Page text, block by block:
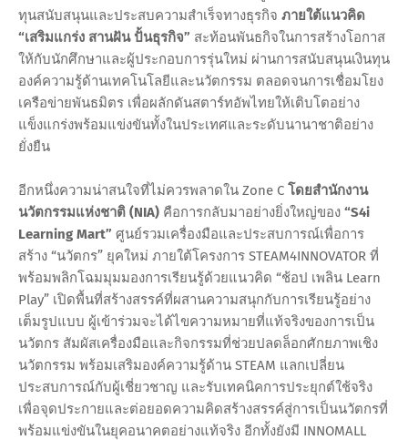
ทุนสนับสนุนและประสบความสำเร็จทางธุรกิจ ภายใต้แนวคิด
“เสริมแกร่ง สานฝัน ปั้นธุรกิจ” สะท้อนพันธกิจในการสร้างโอกาส
ให้กับนักศึกษาและผู้ประกอบการรุ่นใหม่ ผ่านการสนับสนุนเงินทุน
องค์ความรู้ด้านเทคโนโลยีและนวัตกรรม ตลอดจนการเชื่อมโยง
เครือข่ายพันธมิตร เพื่อผลักดันสตาร์ทอัพไทยให้เติบโตอย่าง
แข็งแกร่งพร้อมแข่งขันทั้งในประเทศและระดับนานาชาติอย่าง
ยั่งยืน
อีกหนึ่งความน่าสนใจที่ไม่ควรพลาดใน Zone C โดยสำนักงาน
นวัตกรรมแห่งชาติ (NIA) คือการกลับมาอย่างยิ่งใหญ่ของ “S4i
Learning Mart” ศูนย์รวมเครื่องมือและประสบการณ์เพื่อการ
สร้าง “นวัตกร” ยุคใหม่ ภายใต้โครงการ STEAM4INNOVATOR ที่
พร้อมพลิกโฉมมุมมองการเรียนรู้ด้วยแนวคิด “ช้อป เพลิน Learn
Play” เปิดพื้นที่สร้างสรรค์ที่ผสานความสนุกกับการเรียนรู้อย่าง
เต็มรูปแบบ ผู้เข้าร่วมจะได้ไขความหมายที่แท้จริงของการเป็น
นวัตกร สัมผัสเครื่องมือและกิจกรรมที่ช่วยปลดล็อกศักยภาพเชิง
นวัตกรรม พร้อมเสริมองค์ความรู้ด้าน STEAM แลกเปลี่ยน
ประสบการณ์กับผู้เชี่ยวชาญ และรับเทคนิคการประยุกต์ใช้จริง
เพื่อจุดประกายและต่อยอดความคิดสร้างสรรค์สู่การเป็นนวัตกรที่
พร้อมแข่งขันในยุคอนาคตอย่างแท้จริง อีกทั้งยังมี INNOMALL